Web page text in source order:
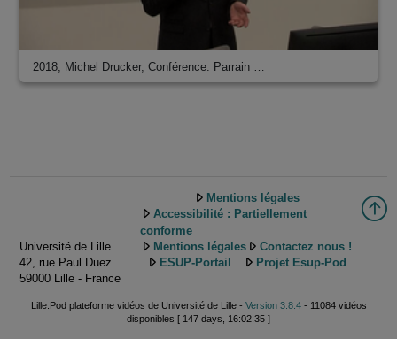
2018, Michel Drucker, Conférence. Parrain …
Université de Lille
42, rue Paul Duez
59000 Lille - France
Mentions légales
Accessibilité : Partiellement
conforme
Mentions légales
Contactez nous !
ESUP-Portail
Projet Esup-Pod
Lille.Pod plateforme vidéos de Université de Lille - Version 3.8.4- 11084 vidéos
disponibles [ 147 days, 16:02:35 ]